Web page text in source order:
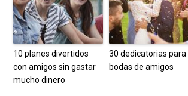
10 planes divertidos
con amigos sin gastar
mucho dinero
30 dedicatorias para
bodas de amigos